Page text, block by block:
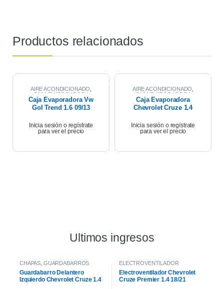
Productos relacionados
AIRE ACONDICIONADO
CAJA EVAPORADORA
Caja Evaporadora Vw
Gol Trend 1.6 09/13
Inicia sesión o regístrate
para ver el precio
AIRE ACONDICIONADO
CAJA EVAPORADORA
Caja Evaporadora
Chevrolet Cruze 1.4
Inicia sesión o regístrate
para ver el precio
Ultimos ingresos
CHAPAS, GUARDABARROS
Guardabarro Delantero
Izquierdo Chevrolet Cruze 1.4
ELECTROVENTILADOR
Electroventilador Chevrolet
Cruze Premier 1.4 18/21